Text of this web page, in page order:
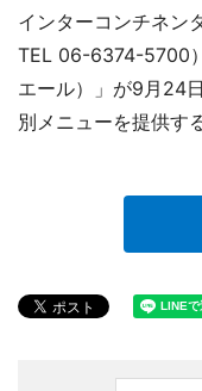
インターコンチネン
TEL 06-6374-5700
エール）」が9月24
別メニューを提供する